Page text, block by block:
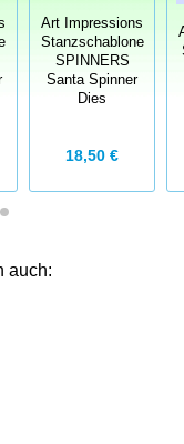
Art Impressions
Stanzschablone
SPINNERS
Santa Spinner
Dies
18,50 €
auch: